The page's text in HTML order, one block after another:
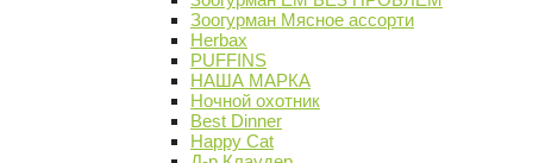
Зоогурман Мясное ассорти
Herbax
PUFFINS
НАША МАРКА
Ночной охотник
Best Dinner
Happy Cat